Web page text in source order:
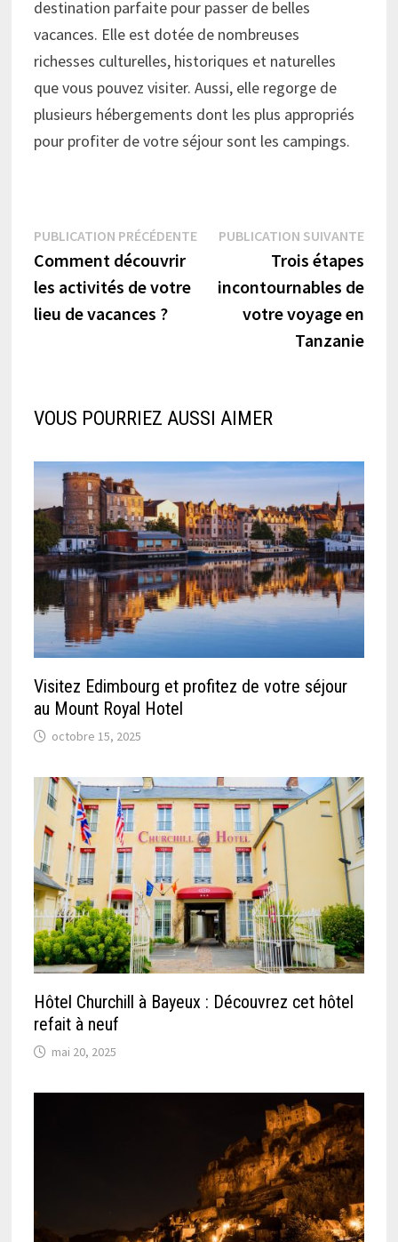
destination parfaite pour passer de belles
vacances. Elle est dotée de nombreuses
richesses culturelles, historiques et naturelles
que vous pouvez visiter. Aussi, elle regorge de
plusieurs hébergements dont les plus appropriés
pour profiter de votre séjour sont les campings.
Navigation
de
l’article
PUBLICATION PRÉCÉDENTEPublication
précédente :
Comment découvrir
les activités de votre
lieu de vacances ?
PUBLICATION SUIVANTE
Trois étapes
incontournables de
votre voyage en
Tanzanie
VOUS POURRIEZ AUSSI AIMER
Visitez Edimbourg et profitez de votre séjour
au Mount Royal Hotel
octobre 15, 2025
Hôtel Churchill à Bayeux : Découvrez cet hôtel
refait à neuf
mai 20, 2025